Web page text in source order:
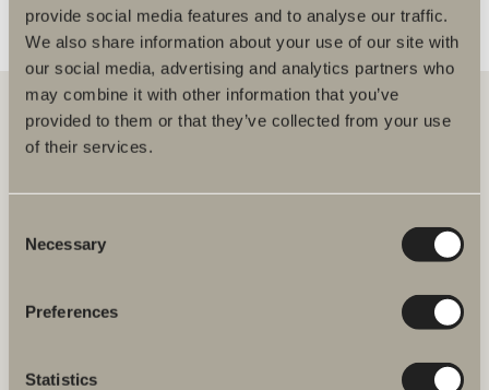
provide social media features and to analyse our traffic.
We also share information about your use of our site with
our social media, advertising and analytics partners who
may combine it with other information that you’ve
provided to them or that they’ve collected from your use
of their services.
Selection
Necessary
Preferences
Statistics
Svedbergs i Dalstorp AB
Verkstadsvägen 1
Svedbergs kundservice.